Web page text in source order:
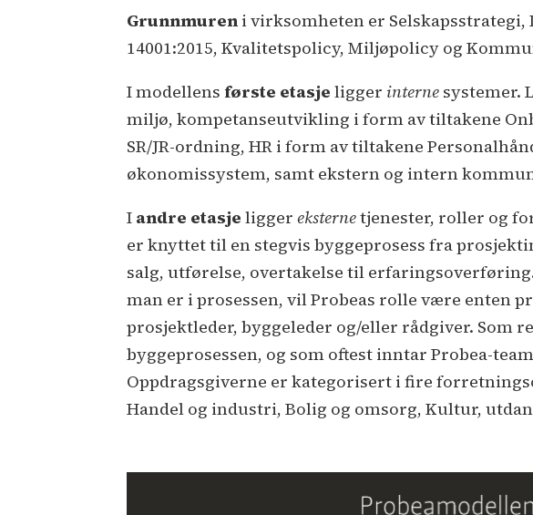
Grunnmuren i virksomheten er Selskapsstrategi,
14001:2015, Kvalitetspolicy, Miljøpolicy og
I modellensførste etasje ligger interne systemer.
miljø, kompetanseutvikling i form av tiltakene
SR/JR-ordning, HR i form av tiltakene
økonomissystem, samt ekstern og intern
I andre etasjeliggereksternetjenester, roller og
er knyttet til en stegvis byggeprosess fra
salg, utførelse, overtakelse til
man er i prosessen, vil Probeas rolle være enten
prosjektleder, byggeleder og/eller rådgiver. Som
byggeprosessen, og som oftest inntar Probea-
Oppdragsgiverne er kategorisert i fire
Handel og industri, Bolig og omsorg, Kultur,